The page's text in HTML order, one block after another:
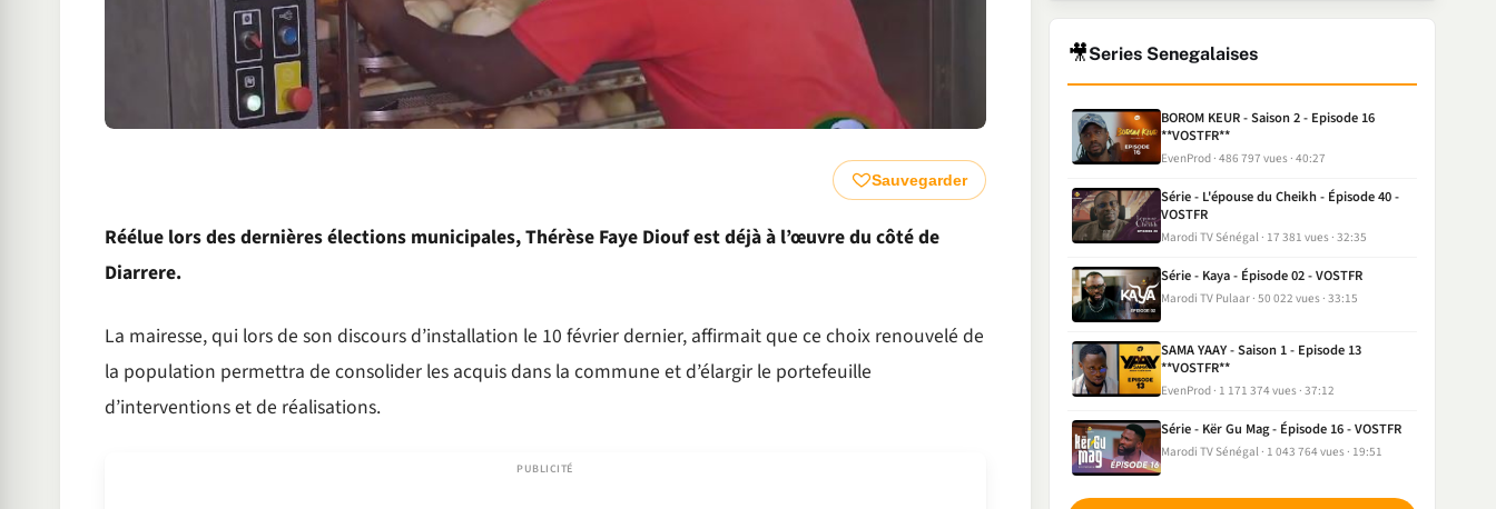
Sauvegarder
Réélue lors des dernières élections municipales, Thérèse Faye Diouf est déjà à l’œuvre du côté de
Diarrere.
La mairesse, qui lors de son discours d’installation le 10 février dernier, affirmait que ce choix renouvelé de
la population permettra de consolider les acquis dans la commune et d’élargir le portefeuille
d’interventions et de réalisations.
🎥Series Senegalaises
BOROM KEUR - Saison 2 - Episode 16
**VOSTFR**
EvenProd 486 797 vues 40:27
Série - L'épouse du Cheikh - Épisode 40 -
VOSTFR
Marodi TV Sénégal 17 381 vues 32:35
Série - Kaya - Épisode 02 - VOSTFR
Marodi TV Pulaar 50 022 vues 33:15
SAMA YAAY - Saison 1 - Episode 13
**VOSTFR**
EvenProd 1 171 374 vues 37:12
Série - Kër Gu Mag - Épisode 16 - VOSTFR
Marodi TV Sénégal 1 043 764 vues 19:51